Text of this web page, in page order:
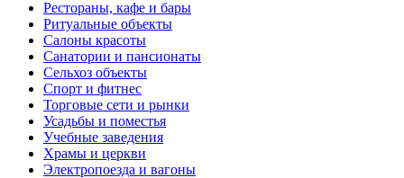
Рестораны, кафе и бары
Ритуальные объекты
Салоны красоты
Санатории и пансионаты
Сельхоз объекты
Спорт и фитнес
Торговые сети и рынки
Усадьбы и поместья
Учебные заведения
Храмы и церкви
Электропоезда и вагоны